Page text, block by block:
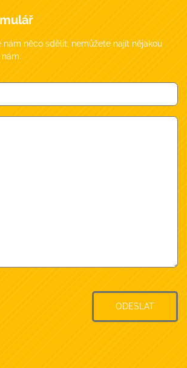
něco sdělit, nemůžete najít nějakou
ODESLAT